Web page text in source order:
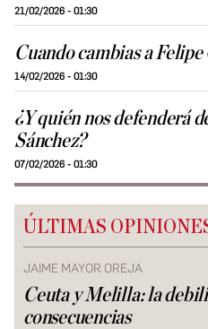
21/02/2026 - 01:30
Cuando cambias a
14/02/2026 - 01:30
¿Y quién nos defenderá
Sánchez?
07/02/2026 - 01:30
ÚLTIMAS
JAIME MAYOR OREJA
Ceuta y Melilla: la
consecuencias